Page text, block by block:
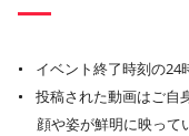
イベント終了時刻の24
投稿された動画はご自
顔や姿が鮮明に映って